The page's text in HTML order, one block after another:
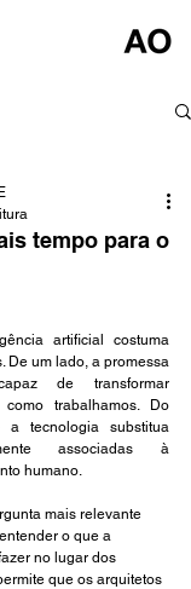
tempo para o
artificial costuma
De um lado, a promessa
de transformar
trabalhamos. Do
tecnologia substitua
associadas à
humano.
mais relevante
o que a
no lugar dos
que os arquitetos